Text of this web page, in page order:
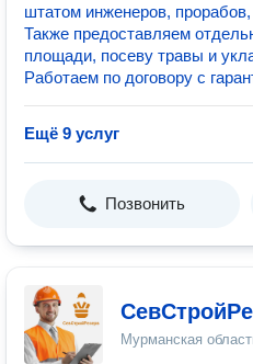
штатом инженеров,
Также предоставляем
площади, посеву травы и
Работаем по договору с
Ещё 9 услуг
Позвонить
Мурманская